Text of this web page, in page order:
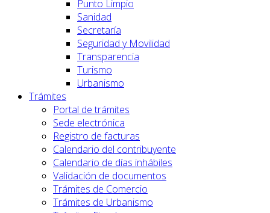
Punto Limpio
Sanidad
Secretaría
Seguridad y Movilidad
Transparencia
Turismo
Urbanismo
Trámites
Portal de trámites
Sede electrónica
Registro de facturas
Calendario del contribuyente
Calendario de días inhábiles
Validación de documentos
Trámites de Comercio
Trámites de Urbanismo